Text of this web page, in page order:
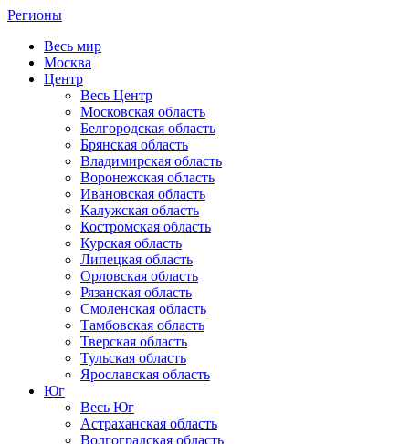
Регионы
Весь мир
Москва
Центр
Весь Центр
Московская область
Белгородская область
Брянская область
Владимирская область
Воронежская область
Ивановская область
Калужская область
Костромская область
Курская область
Липецкая область
Орловская область
Рязанская область
Смоленская область
Тамбовская область
Тверская область
Тульская область
Ярославская область
Юг
Весь Юг
Астраханская область
Волгоградская область